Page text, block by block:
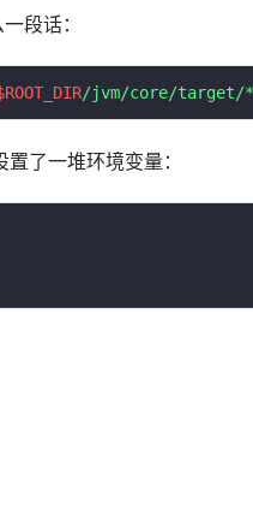
段话：
/jvm/core/target/
了一堆环境变量：